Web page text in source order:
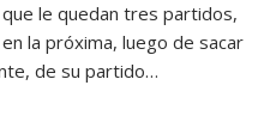
le quedan tres partidos,
la próxima, luego de sacar
de su partido…